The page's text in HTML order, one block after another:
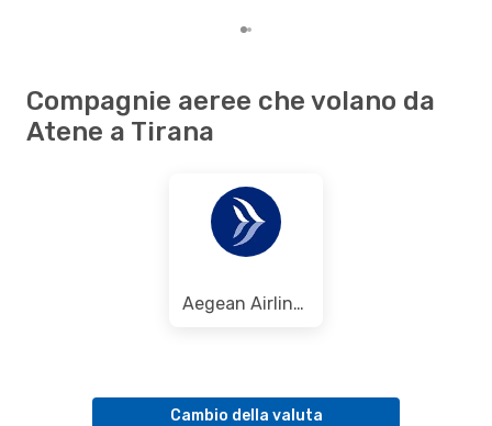
Compagnie aeree che volano da
Atene a Tirana
Aegean Airlines
Cambio della valuta